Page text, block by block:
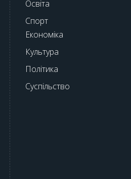
Освіта
Спорт
Економіка
Культура
Політика
Суспільство